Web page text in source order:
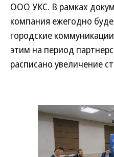
ООО УКС. В рамках
компания ежегодно
городские
этим на период
расписано увеличение